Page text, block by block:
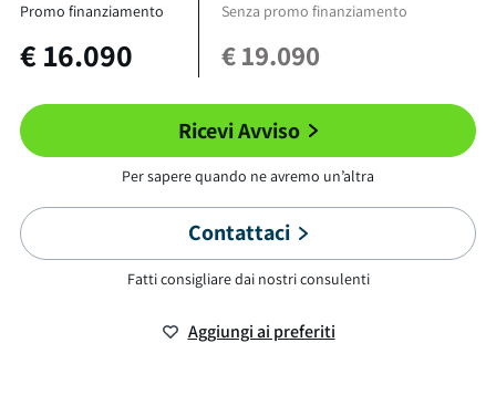
Promo finanziamento
€16.090
Senza promo finanziamento
€19.090
Ricevi Avviso
Per sapere quando ne avremo un’altra
Contattaci
Fatti consigliare dai nostri consulenti
Aggiungi ai preferiti